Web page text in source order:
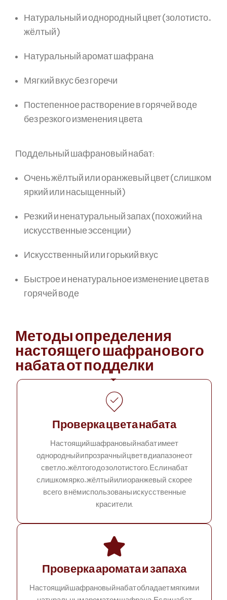
Натуральный и однородный цвет (золотисто-
жёлтый)
Натуральный аромат шафрана
Мягкий вкус без горечи
Постепенное растворение в горячей воде
без резкого изменения цвета
Поддельный шафрановый набат:
Очень жёлтый или оранжевый цвет (слишком
яркий или насыщенный)
Резкий и ненатуральный запах (похожий на
искусственные эссенции)
Искусственный или горький вкус
Быстрое и ненатуральное изменение цвета в
горячей воде
Методы определения
настоящего шафранового
набата от подделки
Проверка цвета набата
Настоящий шафрановый набат имеет
однородный и прозрачный цвет в диапазоне от
светло-жёлтого до золотистого. Если набат
слишком ярко-жёлтый или оранжевый, скорее
всего, в нём использованы искусственные
красители.
Проверка аромата и запаха
Настоящий шафрановый набат обладает мягким и